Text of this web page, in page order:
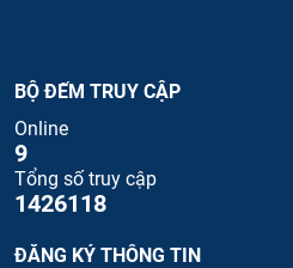
BỘ ĐẾM TRUY CẬP
Online
9
Tổng số truy cập
1426118
ĐĂNG KÝ THÔNG TIN